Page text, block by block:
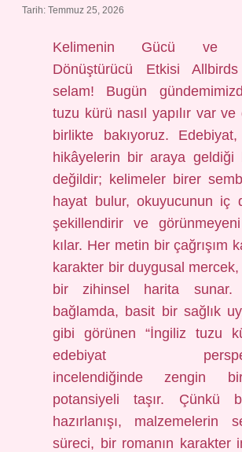
Tarih: Temmuz 25, 2026
Kelimenin Gücü ve
Dönüştürücü Etkisi
selam! Bugün
tuzu kürü nasıl yapılır var
birlikte bakıyoruz. Edebiyat,
hikâyelerin bir araya geldiği
değildir; kelimeler birer
hayat bulur, okuyucunun iç
şekillendirir ve
kılar. Her metin bir çağrışım
karakter bir duygusal
bir zihinsel harita
bağlamda, basit bir sağlık
gibi görünen “İngiliz tuzu
edebiyat
incelendiğinde zengin
potansiyeli taşır. Çünkü
hazırlanışı, malzemelerin
süreci, bir romanın karakter